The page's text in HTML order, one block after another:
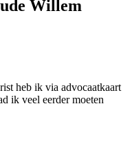
Willem
heb ik via advocaatkaart
ik veel eerder moeten